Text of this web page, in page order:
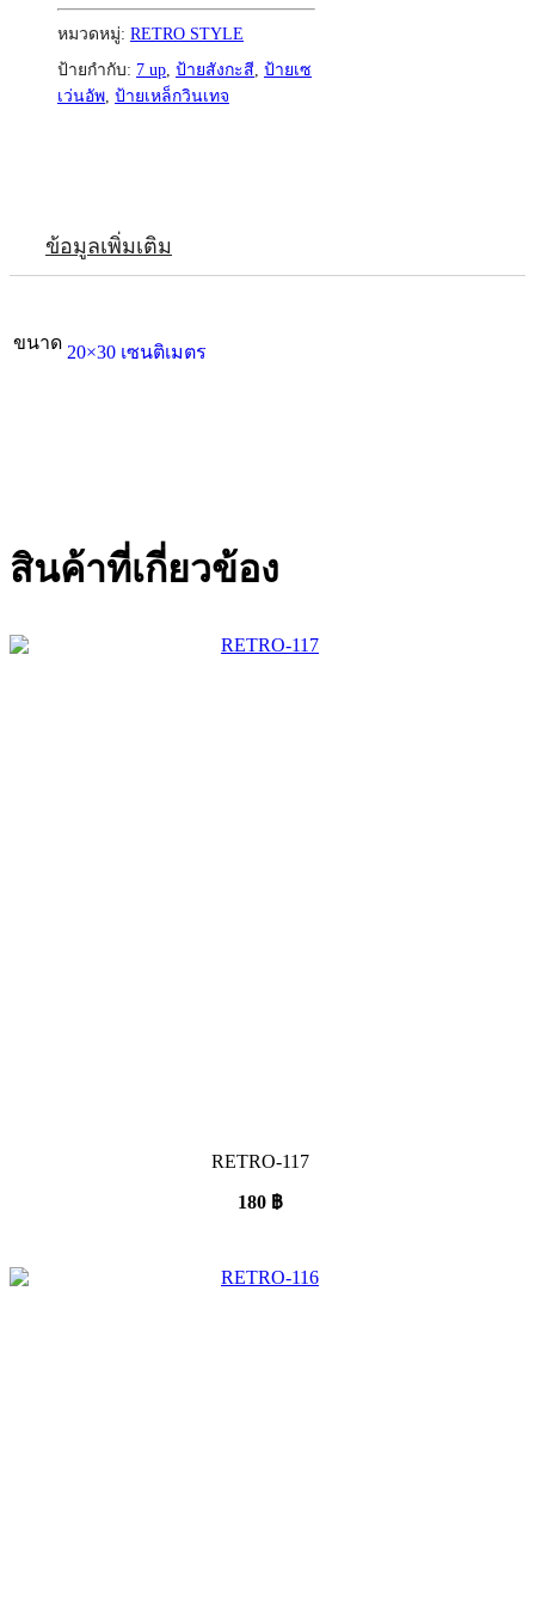
หมวดหมู่: RETRO STYLE
ป้ายกำกับ: 7 up, ป้ายสังกะสี, ป้ายเซ
เว่นอัพ, ป้ายเหล็กวินเทจ
ข้อมูลเพิ่มเติม
ขนาด 20×30 เซนติเมตร
สินค้าที่เกี่ยวข้อง
RETRO-117
180 ฿